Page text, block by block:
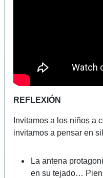
REFLEXIÓN
Invitamos a los niños a
invitamos a pensar en
La antena
en su tejado…